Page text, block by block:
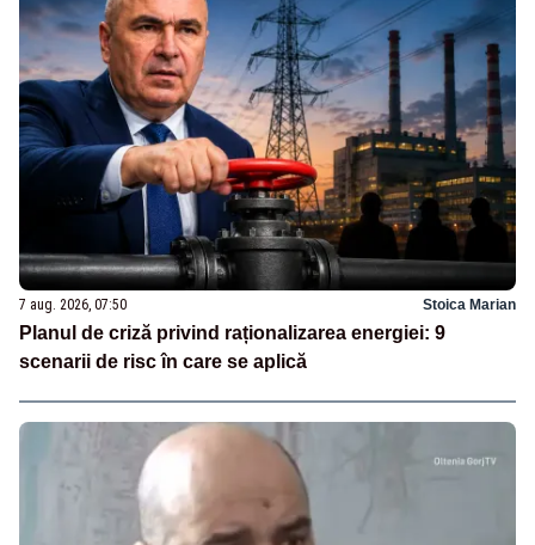
7 aug. 2026, 07:50 Stoica Marian
Planul de criză privind raționalizarea energiei: 9
scenarii de risc în care se aplică